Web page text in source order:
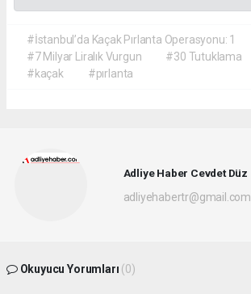
#İstanbul’da Kaçak Pırlanta Operasyonu: 1
#7 Milyar Liralık Vurgun
#30 Tutuklama
#kaçak
#pırlanta
Adliye Haber Cevdet Düz
adliyehabertr@gmail.com
Okuyucu Yorumları (0)